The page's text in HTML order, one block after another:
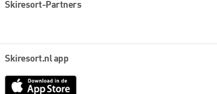
Skiresort-Partners
Skiresort.nl app
App